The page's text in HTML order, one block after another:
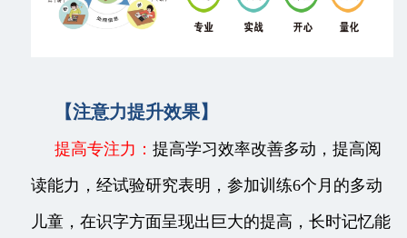
【注意力提升效果】
提高专注力： 提高学习效率改善多动，提高阅
读能力，经试验研究表明，参加训练6个月的多动
儿童，在识字方面呈现出巨大的提高，长时记忆能